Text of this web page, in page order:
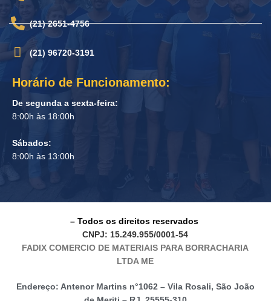
(21) 2651-4756
(21) 96720-3191
Horário de Funcionamento:
De segunda a sexta-feira:
8:00h às 18:00h
Sábados:
8:00h às 13:00h
– Todos os direitos reservados
CNPJ: 15.249.955/0001-54
FADIX COMERCIO DE MATERIAIS PARA BORRACHARIA
LTDA ME
Endereço: Antenor Martins n°1062 – Vila Rosali, São João